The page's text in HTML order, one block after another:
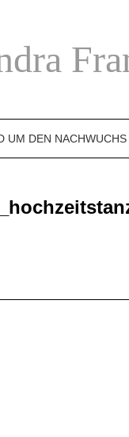
UM DEN NACHWUCHS